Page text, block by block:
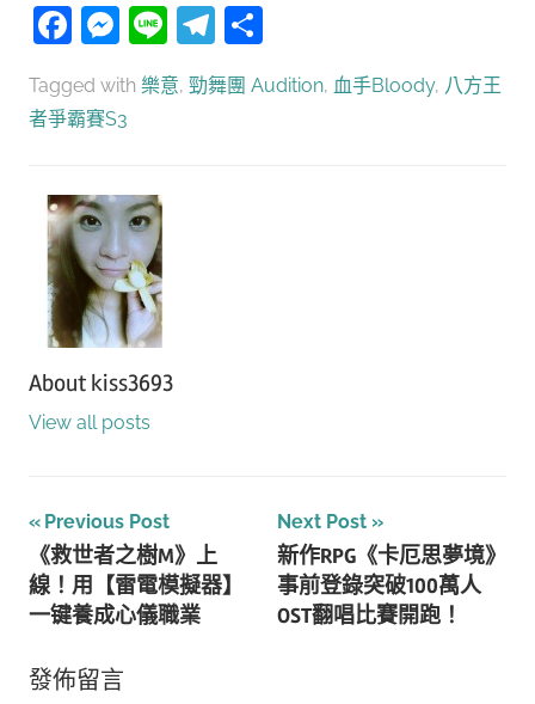
Facebook
Messenger
LineTelegram
Tagged with 樂意, 勁舞團 Audition, 血手Bloody, 八方王
者爭霸賽S3
About kiss3693
View all posts
文
章
導
覽
Previous Post
《救世者之樹M》上
線！用【雷電模擬器】
一键養成心儀職業
Next Post
新作RPG《卡厄思夢境》
事前登錄突破100萬人
OST翻唱比賽開跑！
發佈留言